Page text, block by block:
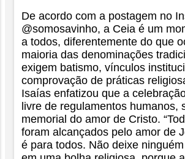
De acordo com a postagem no
@somosavinho, a Ceia é um
a todos, diferentemente do que
maioria das denominações
exigem batismo, vínculos
comprovação de práticas
Isaías enfatizou que a
livre de regulamentos humanos,
memorial do amor de Cristo.
foram alcançados pelo amor de
é para todos. Não deixe